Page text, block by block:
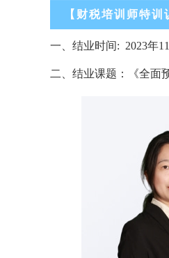
【财税培训师特训
一、 结业时间: 2023年11
二、 结业课题：《全面